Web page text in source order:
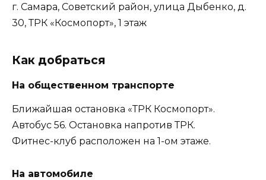
г. Самара, Советский район, улица Дыбенко, д.
30, ТРК «Космопорт», 1 этаж
Как добраться
На общественном транспорте
Ближайшая остановка «ТРК Космопорт».
Автобус 56. Остановка напротив ТРК.
Фитнес-клуб расположен на 1-ом этаже.
На автомобиле